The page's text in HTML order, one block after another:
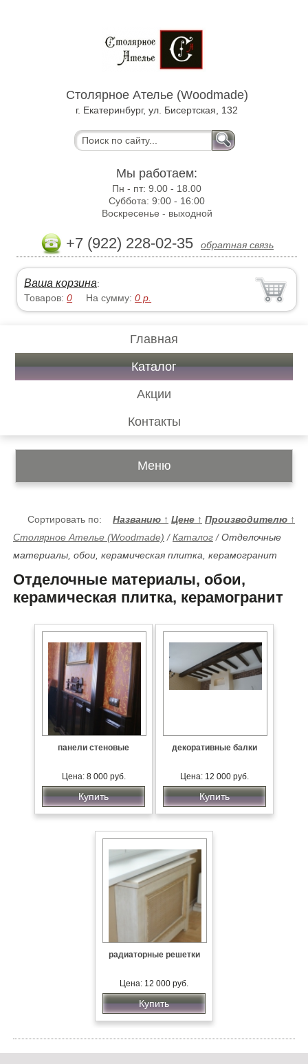
Столярное Ателье (Woodmade)
г. Екатеринбург, ул. Бисертская, 132
Мы работаем:
Пн - пт:9.00 - 18.00
Суббота:9:00 - 16:00
Воскресенье - выходной
+7 (922) 228-02-35 обратная связь
Ваша корзина:
Товаров:0 На сумму:0 р.
Главная
Каталог
Акции
Контакты
Меню
Сортировать по: Названию ↑ Цене ↑ Производителю ↑
Столярное Ателье (Woodmade) /Каталог /Отделочные
материалы, обои, керамическая плитка, керамогранит
Отделочные материалы, обои,
керамическая плитка, керамогранит
панели стеновые
Цена: 8 000 руб.
Купить
декоративные балки
Цена: 12 000 руб.
Купить
радиаторные решетки
Цена: 12 000 руб.
Купить